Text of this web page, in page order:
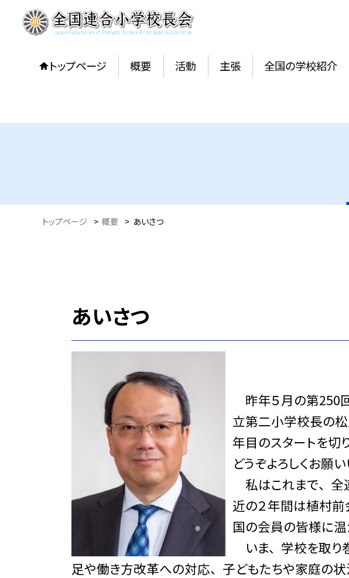
トップページ 概要 活動 主張 全国の学校紹介
トップページ > 概要 > あいさつ
あいさつ
昨年５月の第250
立第二小学校長の松
年目のスタートを切
どうぞよろしくお願い
私はこれまで、 全
近の２年間は植村前
国の会員の皆様に温
いま、 学校を取り
足や働き方改革への対応、 子どもたちや家庭の